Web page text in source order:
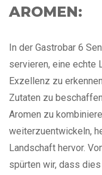
AROMEN:
In der Gastrobar 6
servieren, eine echte
Exzellenz zu
Zutaten zu
Aromen zu
weiterzuentwickeln,
Landschaft hervor.
spürten wir, dass